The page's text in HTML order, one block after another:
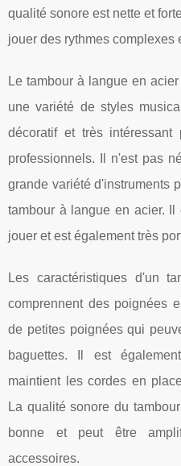
qualité sonore est nette et
jouer des rythmes complexes
Le tambour à langue en
une variété de styles
décoratif et très
professionnels. Il n'est pas
grande variété d'instruments
tambour à langue en acier.
jouer et est également très
Les caractéristiques d'un
comprennent des poignées
de petites poignées qui
baguettes. Il est
maintient les cordes en
La qualité sonore du
bonne et peut être
accessoires.